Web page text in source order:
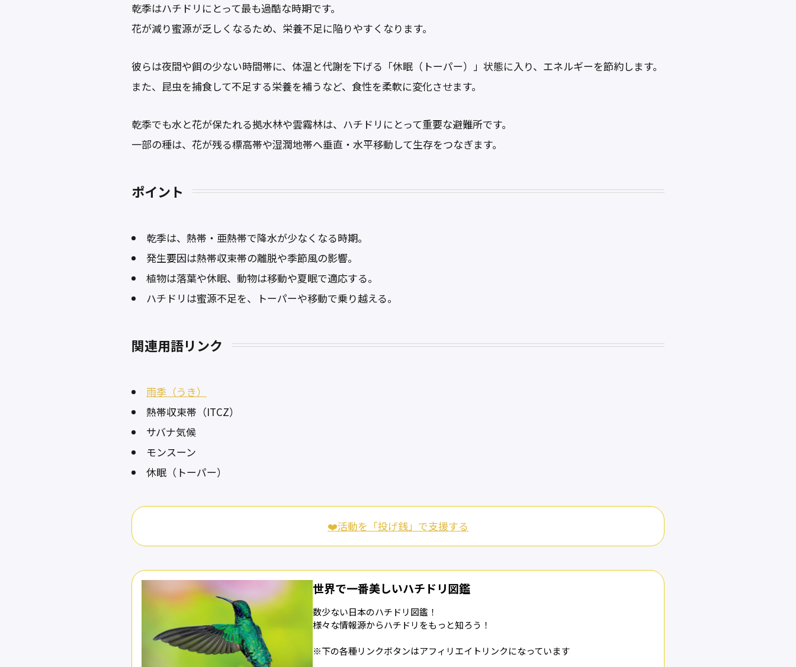
乾季はハチドリにとって最も過酷な時期です。
花が減り蜜源が乏しくなるため、栄養不足に陥りやすくなります。
彼らは夜間や餌の少ない時間帯に、体温と代謝を下げる「休眠（トーパー）」状態に入り、エネルギーを節約します。
また、昆虫を捕食して不足する栄養を補うなど、食性を柔軟に変化させます。
乾季でも水と花が保たれる拠水林や雲霧林は、ハチドリにとって重要な避難所です。
一部の種は、花が残る標高帯や湿潤地帯へ垂直・水平移動して生存をつなぎます。
ポイント
乾季は、熱帯・亜熱帯で降水が少なくなる時期。
発生要因は熱帯収束帯の離脱や季節風の影響。
植物は落葉や休眠、動物は移動や夏眠で適応する。
ハチドリは蜜源不足を、トーパーや移動で乗り越える。
関連用語リンク
雨季（うき）
熱帯収束帯（ITCZ）
サバナ気候
モンスーン
休眠（トーパー）
❤️活動を「投げ銭」で支援する
世界で一番美しいハチドリ図鑑
数少ない日本のハチドリ図鑑！
様々な情報源からハチドリをもっと知ろう！
※下の各種リンクボタンはアフィリエイトリンクになっています